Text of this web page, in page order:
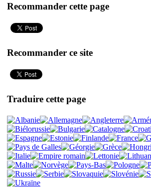
Recommander cette page
Recommander ce site
Traduire cette page